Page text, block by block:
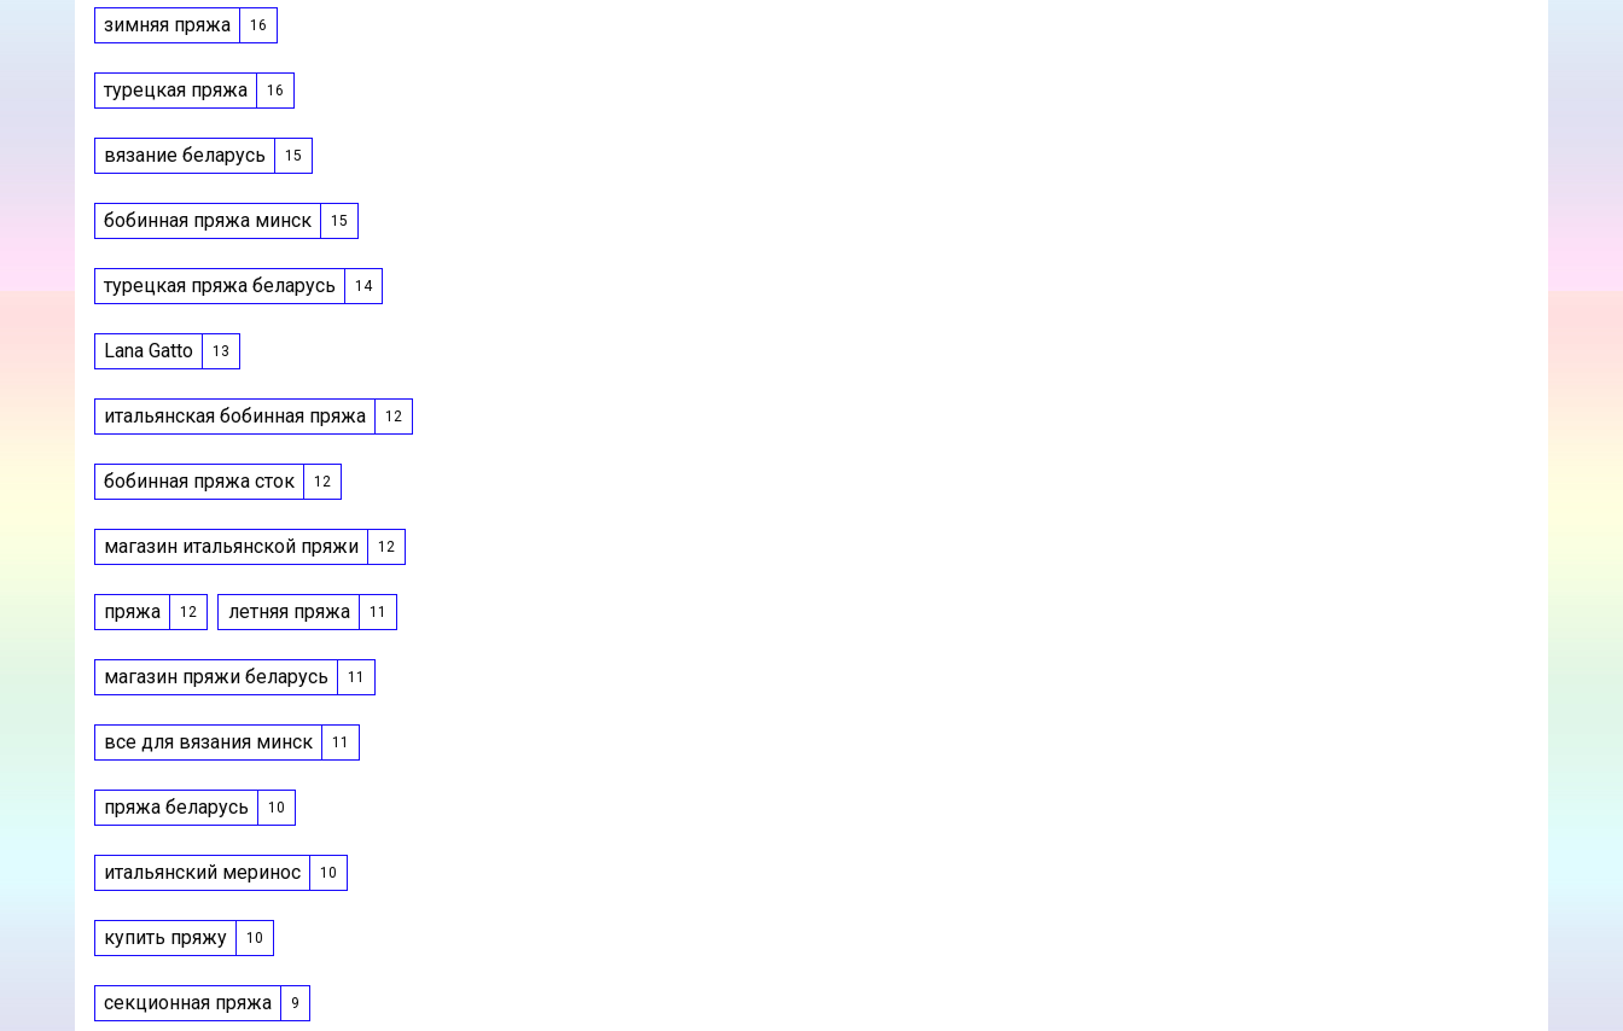
зимняя пряжа 16
турецкая пряжа 16
вязание беларусь 15
бобинная пряжа минск 15
турецкая пряжа беларусь 14
Lana Gatto 13
итальянская бобинная пряжа 12
бобинная пряжа сток 12
магазин итальянской пряжи 12
пряжа 12 летняя пряжа 11
магазин пряжи беларусь 11
все для вязания минск 11
пряжа беларусь 10
итальянский меринос 10
купить пряжу 10
секционная пряжа 9